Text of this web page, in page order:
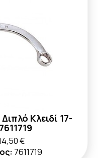
Κλειδί 17-
€
7611719